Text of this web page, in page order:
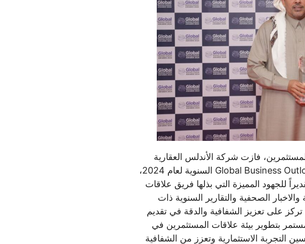
فازت شركة الأندلس العقارية
بجائزة أكثر فريق علاقات مستثمرين داخلي ابتكاراً في جوائز Global Business Outlook السنوية لعام 2024،
للجهود المميزة التي بذلها فريق علاقات
الصحفية والتقارير السنوية ذات
على تعزيز الشفافية والدقة في تقديم
بتطوير بيئة علاقات المستثمرين في
التجربة الاستثمارية وتعزز من الشفافية